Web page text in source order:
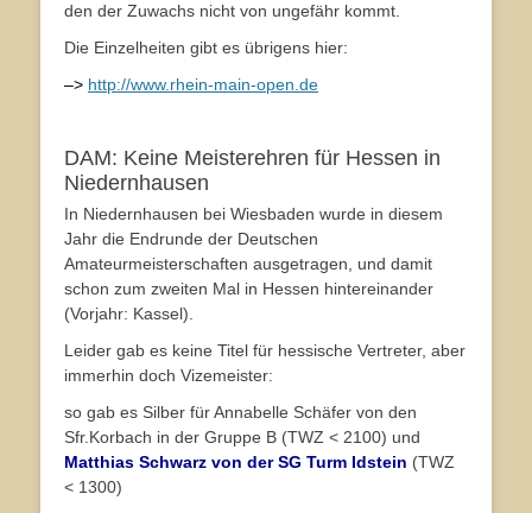
den der Zuwachs nicht von ungefähr kommt.
Die Einzelheiten gibt es übrigens hier:
–> http://www.rhein-main-open.de
DAM: Keine Meisterehren für Hessen in
Niedernhausen
In Niedernhausen bei Wiesbaden wurde in diesem
Jahr die Endrunde der Deutschen
Amateurmeisterschaften ausgetragen, und damit
schon zum zweiten Mal in Hessen hintereinander
(Vorjahr: Kassel).
Leider gab es keine Titel für hessische Vertreter, aber
immerhin doch Vizemeister:
so gab es Silber für Annabelle Schäfer von den
Sfr.Korbach in der Gruppe B (TWZ < 2100) und
Matthias Schwarz von der SG Turm Idstein (TWZ
< 1300)